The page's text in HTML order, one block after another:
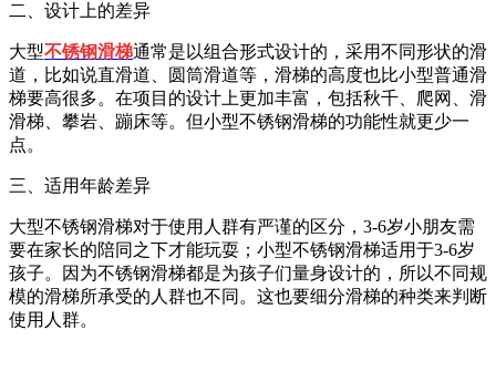
二、设计上的差异
大型不锈钢滑梯通常是以组合形式设计的，采用不同形状的滑
道，比如说直滑道、圆筒滑道等，滑梯的高度也比小型普通滑
梯要高很多。在项目的设计上更加丰富，包括秋千、爬网、滑
滑梯、攀岩、蹦床等。但小型不锈钢滑梯的功能性就更少一
点。
三、适用年龄差异
大型不锈钢滑梯对于使用人群有严谨的区分， 3-6岁小朋友需
要在家长的陪同之下才能玩耍；小型不锈钢滑梯适用于3-6岁
孩子。因为不锈钢滑梯都是为孩子们量身设计的，所以不同规
模的滑梯所承受的人群也不同。这也要细分滑梯的种类来判断
使用人群。